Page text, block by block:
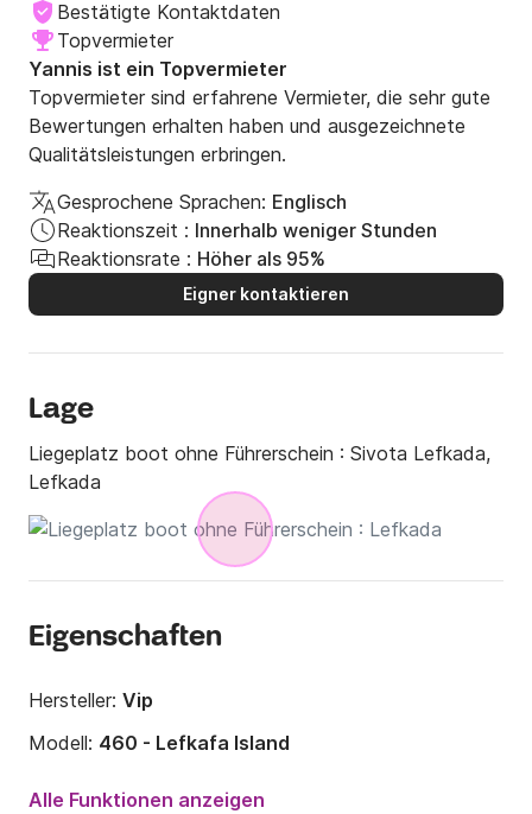
Aufgrund der gefährlichen Bedingungen auf offener
See sind Kreuzfahrten an der Westküste von Lefkada
oder zu anderen entfernten Inseln wie Kefalonia oder
Ithaka nicht gestattet.
Alle Preise verstehen sich inklusive Mehrwertsteuer.
Bestätigte Kontaktdaten
Topvermieter
Yannis ist ein Topvermieter
Topvermieter sind erfahrene Vermieter, die sehr gute
Bewertungen erhalten haben und ausgezeichnete
Qualitätsleistungen erbringen.
Gesprochene Sprachen: Englisch
Reaktionszeit : Innerhalb weniger Stunden
Reaktionsrate : Höher als 95%
Eigner kontaktieren
Lage
Liegeplatz boot ohne Führerschein : Sivota Lefkada,
Lefkada
Eigenschaften
Hersteller: Vip
Modell: 460 - Lefkafa Island
Motorleistung:
Alle Funktionen anzeigen